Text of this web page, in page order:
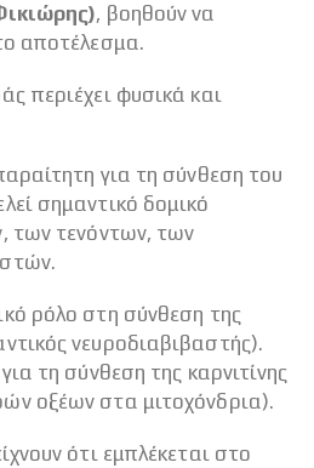
, βοηθούν να
αποτέλεσμα.
περιέχει φυσικά και
για τη σύνθεση του
σημαντικό δομικό
των τενόντων, των
ρόλο στη σύνθεση της
νευροδιαβιβαστής).
τη σύνθεση της καρνιτίνης
οξέων στα μιτοχόνδρια).
ότι εμπλέκεται στο